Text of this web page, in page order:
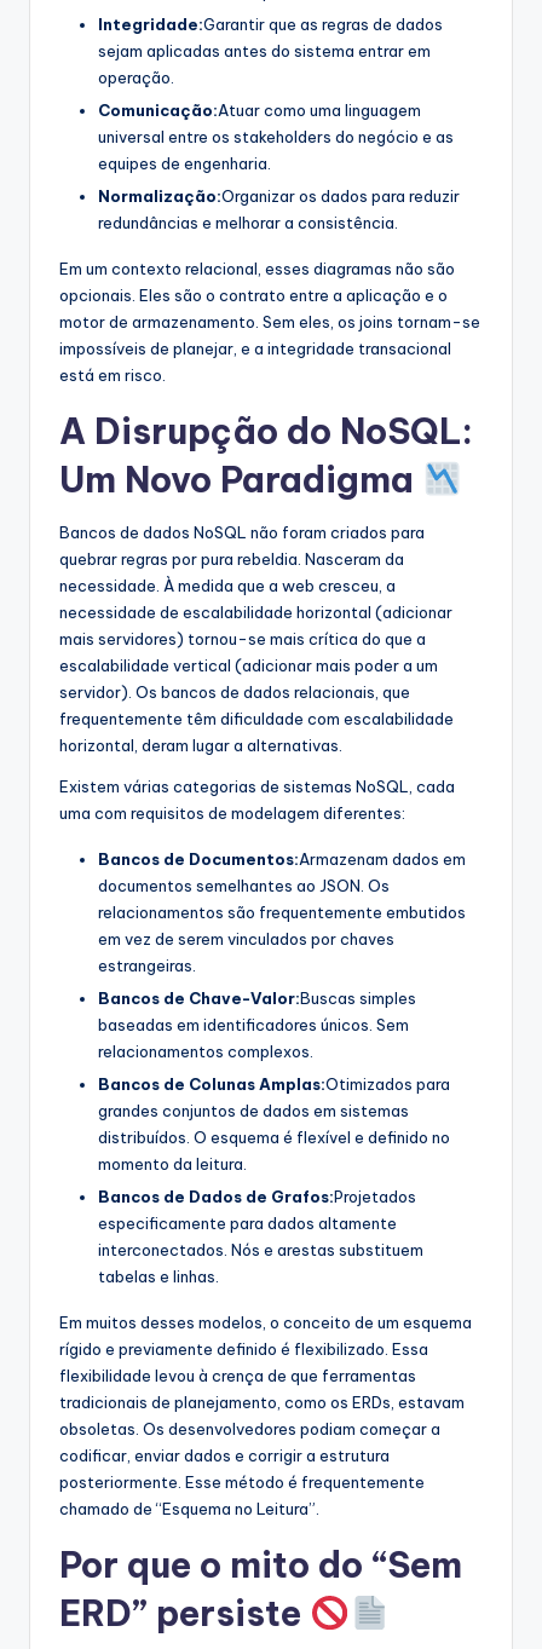
Integridade:Garantir que as regras de dados
sejam aplicadas antes do sistema entrar em
operação.
Comunicação:Atuar como uma linguagem
universal entre os stakeholders do negócio e as
equipes de engenharia.
Normalização:Organizar os dados para reduzir
redundâncias e melhorar a consistência.
Em um contexto relacional, esses diagramas não são
opcionais. Eles são o contrato entre a aplicação e o
motor de armazenamento. Sem eles, os joins tornam-se
impossíveis de planejar, e a integridade transacional
está em risco.
A Disrupção do NoSQL:
Um Novo Paradigma
Bancos de dados NoSQL não foram criados para
quebrar regras por pura rebeldia. Nasceram da
necessidade. À medida que a web cresceu, a
necessidade de escalabilidade horizontal (adicionar
mais servidores) tornou-se mais crítica do que a
escalabilidade vertical (adicionar mais poder a um
servidor). Os bancos de dados relacionais, que
frequentemente têm dificuldade com escalabilidade
horizontal, deram lugar a alternativas.
Existem várias categorias de sistemas NoSQL, cada
uma com requisitos de modelagem diferentes:
Bancos de Documentos:Armazenam dados em
documentos semelhantes ao JSON. Os
relacionamentos são frequentemente embutidos
em vez de serem vinculados por chaves
estrangeiras.
Bancos de Chave-Valor:Buscas simples
baseadas em identificadores únicos. Sem
relacionamentos complexos.
Bancos de Colunas Amplas:Otimizados para
grandes conjuntos de dados em sistemas
distribuídos. O esquema é flexível e definido no
momento da leitura.
Bancos de Dados de Grafos:Projetados
especificamente para dados altamente
interconectados. Nós e arestas substituem
tabelas e linhas.
Em muitos desses modelos, o conceito de um esquema
rígido e previamente definido é flexibilizado. Essa
flexibilidade levou à crença de que ferramentas
tradicionais de planejamento, como os ERDs, estavam
obsoletas. Os desenvolvedores podiam começar a
codificar, enviar dados e corrigir a estrutura
posteriormente. Esse método é frequentemente
chamado de “Esquema no Leitura”.
Por que o mito do “Sem
ERD” persiste